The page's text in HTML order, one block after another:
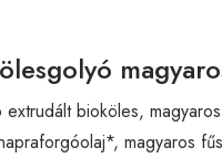
bioköles,
magyaros